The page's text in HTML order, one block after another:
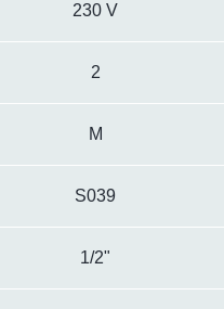
230 V
2
M
S039
1/2"